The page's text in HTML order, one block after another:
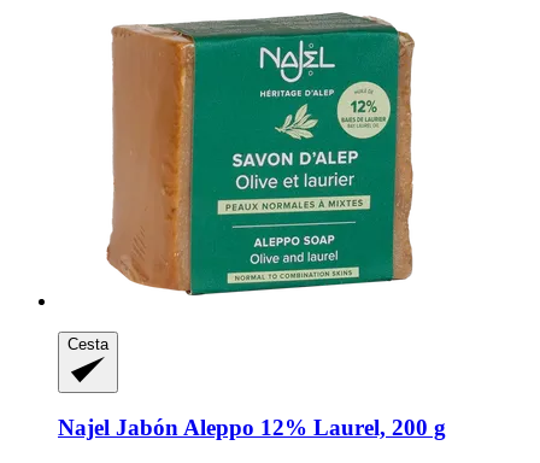
Cesta
Najel Jabón Aleppo 12% Laurel, 200 g